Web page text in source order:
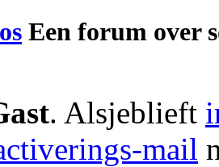
Een forum over
. Alsjeblieft
mail